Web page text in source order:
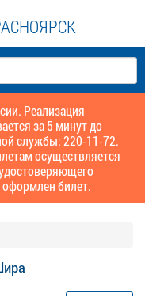
Реализация
за 5 минут до
службы: 220-11-72.
осуществляется
билет.